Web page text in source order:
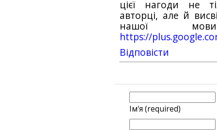
цієї нагоди не
авторці, але й
нашої
https://
Відповіcти
Ім'я (required)